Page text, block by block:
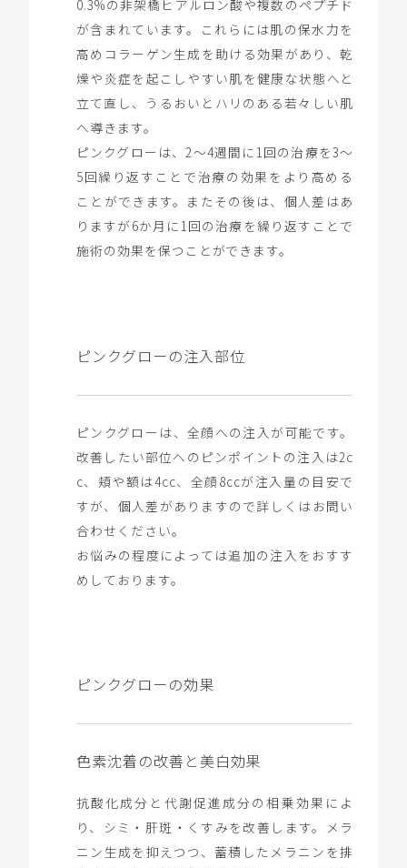
0.3%の非架橋ヒアルロン酸や複数のペプチド
が含まれています。これらには肌の保水力を
高めコラーゲン生成を助ける効果があり、乾
燥や炎症を起こしやすい肌を健康な状態へと
立て直し、うるおいとハリのある若々しい肌
へ導きます。
ピンクグローは、2～4週間に1回の治療を3〜
5回繰り返すことで治療の効果をより高める
ことができます。またその後は、個人差はあ
りますが6か月に1回の治療を繰り返すことで
施術の効果を保つことができます。
ピンクグローの注入部位
ピンクグローは、全顔への注入が可能です。
改善したい部位へのピンポイントの注入は2c
c、頬や額は4cc、全顔8ccが注入量の目安で
すが、個人差がありますので詳しくはお問い
合わせください。
お悩みの程度によっては追加の注入をおすす
めしております。
ピンクグローの効果
色素沈着の改善と美白効果
抗酸化成分と代謝促進成分の相乗効果によ
り、シミ・肝斑・くすみを改善します。メラ
ニン生成を抑えつつ、蓄積したメラニンを排